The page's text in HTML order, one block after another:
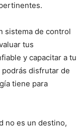
sistema de control
tus
y capacitar a tu
podrás disfrutar de
tiene para
no es un destino,